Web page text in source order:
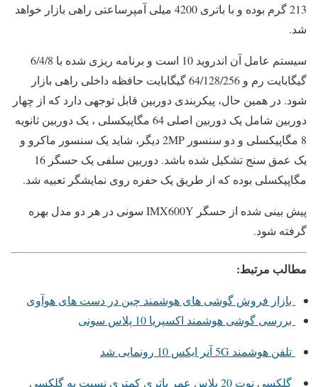
213 گرم بوده و با باتری 4200 میلی آمپرساعتی راهی بازار خواهد
شد.
سیستم عامل آن اندروید 10 است و برنامه ریزی شده با 6/4/8
گیگابایت رم و 64/128/256 گیگابایت حافظه داخلی راهی بازار
شود. در همین حال، پیکربندی دوربین قابل توجهی دارد که از چهار
دوربین شامل یک دوربین اصلی 64 مگاپیکسلی ، یک دوربین ثانویه
8 مگاپیکسلی و دو سنسور 2MP دیگر، شاید یک سنسور ماکرو و
یک عمق سنج تشکیل شده باشد. دوربین سلفی یک حسگر 16
مگاپیکسلی بوده که از طریق یک حفره روی نمایشگر تعبیه شد.
پیش بینی شده از حسگر IMX600Y سونی در هر دو مدل بهره
گرفته شود.
مطالب مرتبط:
بازار فروش گوشی های هوشمند چین در دست های هوآوی‎
بررسی گوشی هوشمند اکسپریا 10 پلاس سونی
تلفن هوشمند 5G آنر ایکس 10 رونمایی شد
گلکسی نوت 20 پلاس عمر باتری کمتری نسبت به گلکسی